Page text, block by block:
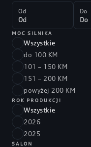
Od Do
MOC SILNIKA
Wszystkie
do 100 KM
101 – 150 KM
151 – 200 KM
powyżej 200 KM
ROK PRODUKCJI
Wszystkie
2026
2025
SALON